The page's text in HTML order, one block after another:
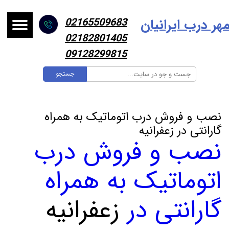
جستجو
درب ایرانیان
02165509683
02182801405
09128299815
نصب و فروش درب اتوماتیک به همراه
گارانتی در زعفرانیه
نصب و فروش درب
اتوماتیک به همراه
گارانتی در زعفرانیه